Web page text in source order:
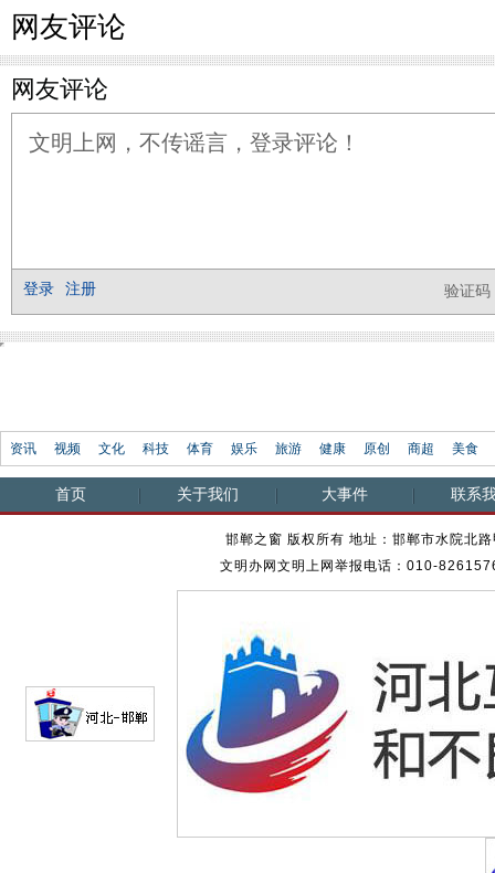
网友评论
资讯 视频 文化 科技 体育 娱乐 旅游 健康 原创 商超 美食
首页 关于我们 大事件 联系
邯郸之窗 版权所有 地址：邯郸市水院北
文明办网文明上网举报电话：010-